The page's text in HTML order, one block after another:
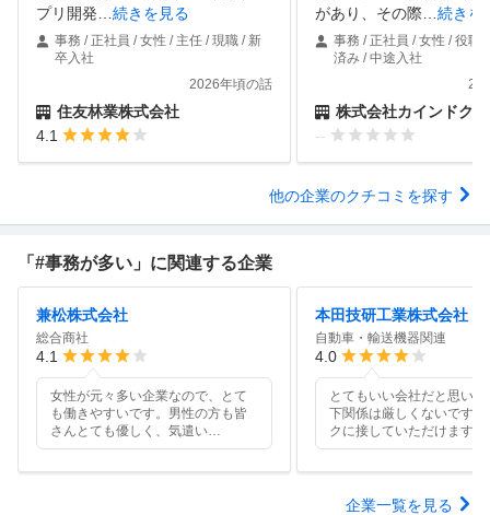
プリ開発
続きを見る
事務 / 正社員 / 女性 / 主任 / 現職 / 新
卒入社
2026年頃の話
住友林業株式会社
4.1
があり、その際
続きを
事務 / 正社員 / 女性 / 役職
済み / 中途入社
株式会社カインドク
--
他の企業のクチコミを探す
「#事務が多い」に関連する企業
兼松株式会社
総合商社
4.1
女性が元々多い企業なので、とて
も働きやすいです。男性の方も皆
さんとても優しく、気遣い
本田技研工業株式会社
自動車・輸送機器関連
4.0
とてもいい会社だと思い
下関係は厳しくないです。
クに接していただけます。
企業一覧を見る